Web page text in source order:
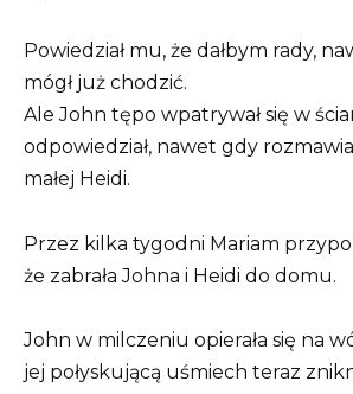
Powiedział mu, że dałbym rady,
mógł już chodzić.
Ale John tępo wpatrywał się w
odpowiedział, nawet gdy
małej Heidi.
Przez kilka tygodni Mariam
że zabrała Johna i Heidi do domu.
John w milczeniu opierała się na
jej połyskującą uśmiech teraz